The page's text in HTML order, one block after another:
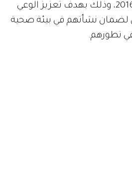
"وديمة" في 15 مارس 2016، وذلك بهدف تعزيز الوعي
لضمان نشأتهم في بيئة صحية
تطورهم.